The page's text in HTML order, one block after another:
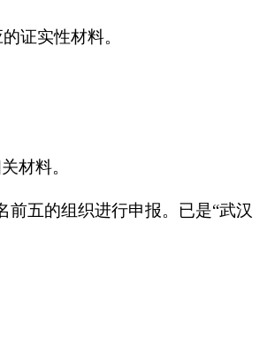
证实性材料。
材料。
五的组织进行申报。已是“武汉